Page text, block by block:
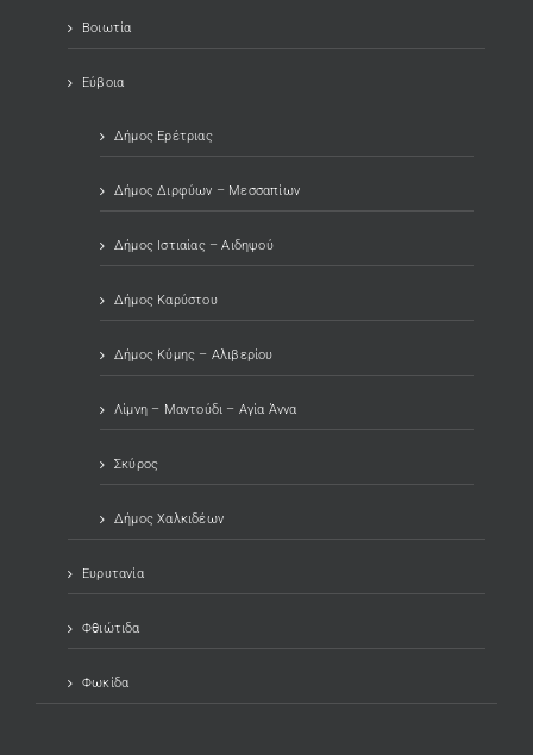
Βοιωτία
Εύβοια
Δήμος Ερέτριας
Δήμος Διρφύων – Μεσσαπίων
Δήμος Ιστιαίας – Αιδηψού
Δήμος Καρύστου
Δήμος Κύμης – Αλιβερίου
Λίμνη – Μαντούδι – Αγία Άννα
Σκύρος
Δήμος Χαλκιδέων
Ευρυτανία
Φθιώτιδα
Φωκίδα